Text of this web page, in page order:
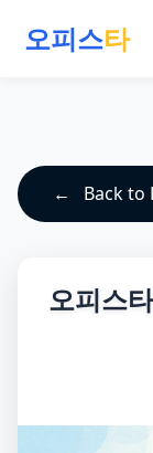
오피스타
Back to
오피스